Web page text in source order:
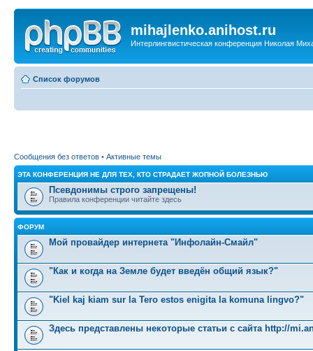
mihajlenko.anihost.ru
Интерлингвистическая конференция Николая
Список форумов
Сообщения без ответов • Активные темы
ЭТА КОНФЕРЕНЦИЯ НЕ ДЛЯ ТЕХ, КТО СТРАДАЕТ ЖОПНОЙ БОЛЕЗНЬЮ
Псевдонимы строго запрещены!
Правила конференции читайте здесь
ФОРУМ
Мой провайдер интернета "Инфолайн-Смайл"
"Как и когда на Земле будет введён общий язык?"
"Kiel kaj kiam sur la Tero estos enigita la komuna lingvo?"
Здесь представлены некоторые статьи с сайта http://